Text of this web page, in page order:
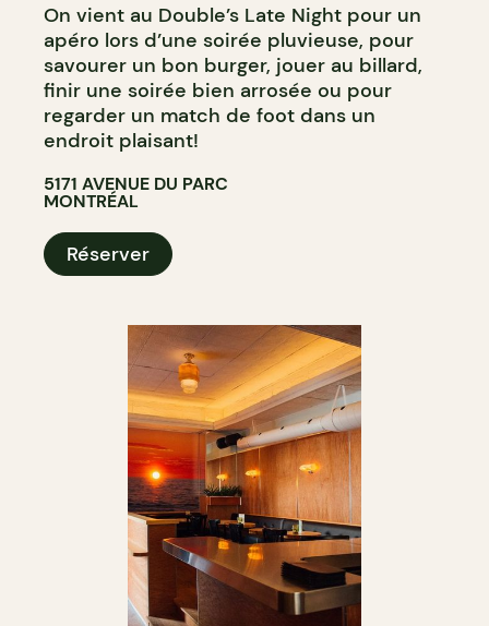
On vient au Double’s Late Night pour un
apéro lors d’une soirée pluvieuse, pour
savourer un bon burger, jouer au billard,
finir une soirée bien arrosée ou pour
regarder un match de foot dans un
endroit plaisant!
5171 AVENUE DU PARC
MONTRÉAL
Réserver